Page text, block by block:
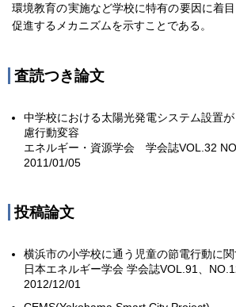
環境教育の実施など学校に特有の要因に着
促進するメカニズムを示すことである。
査読つき論文
中学校における太陽光発電システム設置
慮行動変容
エネルギー・資源学会 学会誌VOL.32
2011/01/05
投稿論文
横浜市の小学校に通う児童の節電行動に
日本エネルギー学会 学会誌VOL.91、
2012/12/01